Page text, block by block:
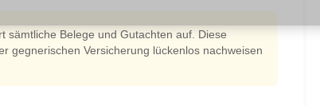
sämtliche Belege und Gutachten auf. Diese
gegnerischen Versicherung lückenlos nachweisen